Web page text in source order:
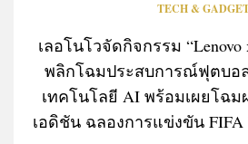
TECH &
เลอโนโวจัดกิจกรรม “Lenovo
พลิกโฉมประสบการณ์ฟุตบอ
เทคโนโลยี AI พร้อมเผยโฉ
เอดิชัน ฉลองการแข่งขัน FIFA